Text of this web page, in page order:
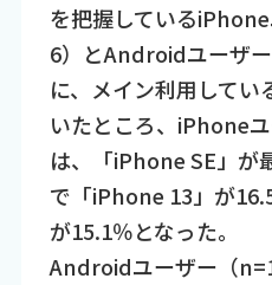
を把握している
6）とAndroidユーザ
に、メイン利用してい
いたところ、iPhone
は、「iPhone SE」が
で「iPhone 13」が
が15.1％となった。
Androidユーザー（